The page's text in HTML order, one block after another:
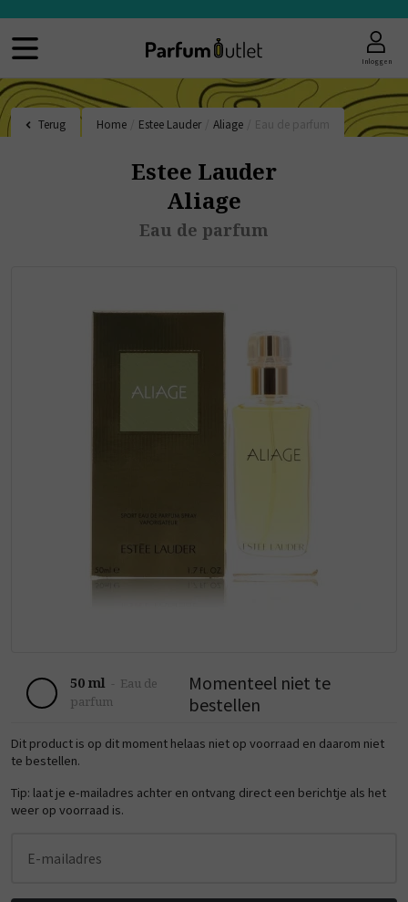
Inloggen
Terug Home Estee Lauder Aliage
Estee Lauder
Aliage
Eau de parfum
50 ml - Eau de
parfum
Momenteel niet te
bestellen
Dit product is op dit moment helaas niet op voorraad en daarom niet
te bestellen.
Tip: laat je e-mailadres achter en ontvang direct een berichtje als het
weer op voorraad is.
E-mailadres